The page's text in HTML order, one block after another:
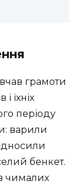
грамоти
їхніх
періоду
варили
бенкет.
чималих